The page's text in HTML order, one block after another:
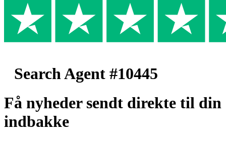
Search Agent #10445
Få nyheder sendt direkte til din
indbakke